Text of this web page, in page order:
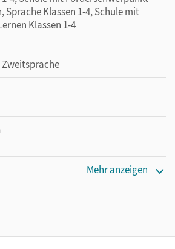
Sprache Klassen 1-4, Schule mit
Klassen 1-4
Zweitsprache
Mehr anzeigen